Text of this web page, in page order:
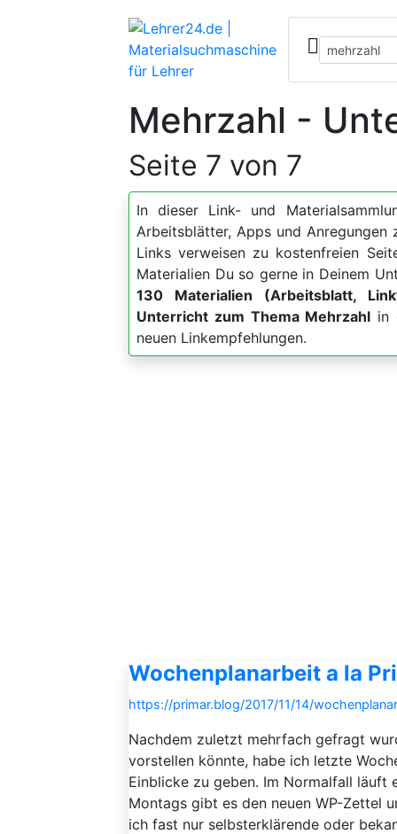
Mehrzahl -
Seite 7 von 7
In dieser Link- und
Arbeitsblätter, Apps und Anregungen
Links verweisen zu kostenfreien
Materialien Du so gerne in Deinem
130 Materialien (Arbeitsblatt,
Unterricht zum Thema Mehrzahl in
neuen Linkempfehlungen.
Wochenplanarbeit a la
https://primar.blog/2017/11/14/
Nachdem zuletzt mehrfach gefragt
vorstellen könnte, habe ich letzte
Einblicke zu geben. Im Normalfall läuft
Montags gibt es den neuen WP-Zettel
ich fast nur selbsterklärende oder